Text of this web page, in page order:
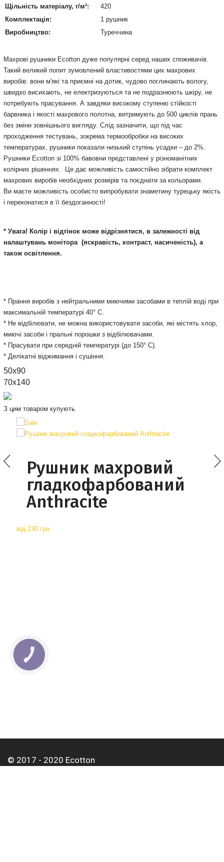
Щільність матеріалу, г/м²:
420
Комплектація:
1 рушник
Виробництво:
Туреччина
Махрові рушники Ecotton дуже популярні серед наших споживачів.
Такий великий попит зумовлений властивостями цих махрових
виробів: вони м'які та приємні на дотик, чудово поглинають вологу,
швидко висихають, не електризуються та не подразнюють шкіру, не
потребують прасування. А завдяки високому ступеню стійкості
барвника і якості махрового полотна, витримують до 500 циклів прань
без зміни зовнішнього вигляду. Слід зазначити, що під час
проходження тестувань, зокрема термообробки на високих
температурах, рушники показали низький ступінь усадки – до 2%.
Рушники Ecotton зі 100% бавовни представлені у різноманітних
колірних рішеннях. Це дає можливість самостійно зібрати комплект
махрових виробів необхідних розмірів та поєднати за кольорами.
Ви маєте можливість особисто випробувати знаметину турецьку якість
і переконатися в її бездоганності!
* Увага! Колір і відтінок може відрізнятися, в залежності від
налаштувань монітора(яскравість, контраст, насиченість), а
також освітлення.
* Прання виробів з нейтральними миючими засобами в теплій воді при
максимальній температурі 40° С.
* Не відбілювати, не можна використовувати засоби, які містять хлор,
миючі засоби і пральні порошки з відбілювачами.
* Прасувати при середній температурі (до 150° С).
* Делікатні віджимання і сушіння.
50x90
70x140
З цим товаром купують
Рушник махровий
гладкофарбований
Anthracite
від 230 грн.
© 2017 - 2020 Ecotton
КНОПКА
СВЯЗИ